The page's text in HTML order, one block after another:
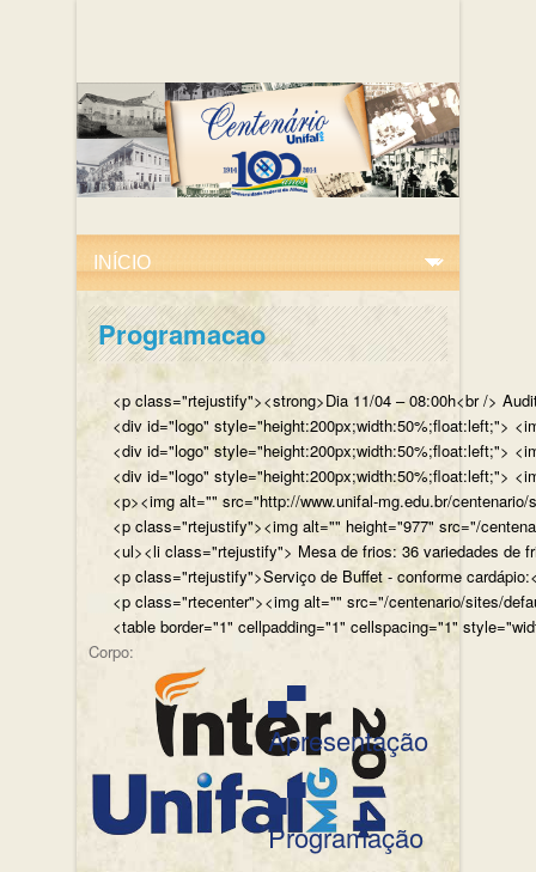
Programacao
<p class="rtejustify"><strong>Dia 11/04 – 08:00h<br />
<div id="logo" style="height:200px;width:50%;float:left;">
<div id="logo" style="height:200px;width:50%;float:left;">
<div id="logo" style="height:200px;width:50%;float:left;">
<p><img alt="" src="http://www.unifal-mg.edu.br/
<p class="rtejustify"><img alt="" height="977" src="/
<ul><li class="rtejustify"> Mesa de frios: 36 variedades de
<p class="rtejustify">Serviço de Buffet - conforme
<p class="rtecenter"><img alt="" src="/centenario/sites/
<table border="1" cellpadding="1" cellspacing="1"
Corpo:
▄▀
Apresentação
▄▀
Programação